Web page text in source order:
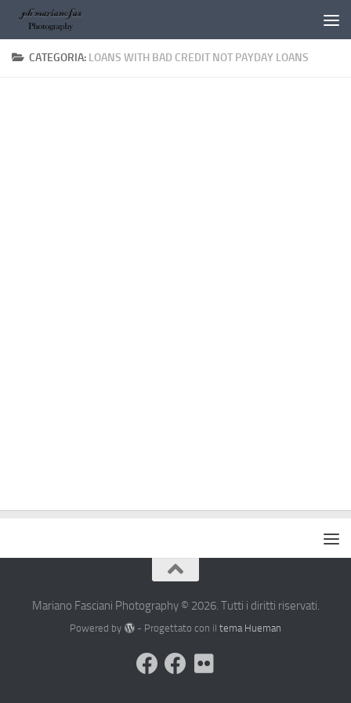
Salta al contenuto
CATEGORIA: LOANS WITH BAD CREDIT NOT PAYDAY LOANS
Mariano Fasciani Photography © 2026. Tutti i diritti riservati.
Powered by - Progettato con il tema Hueman